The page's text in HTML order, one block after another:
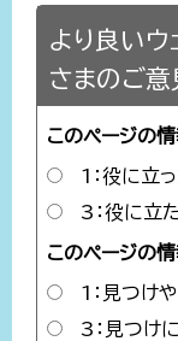
より良いウ
さまのご意
このページの
1：役に立
3：役に立
このページの
1：見つけ
3：見つけ